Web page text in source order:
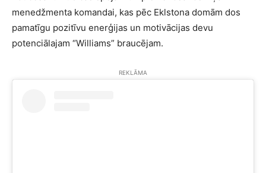
menedžmenta komandai, kas pēc Eklstona domām dos
pamatīgu pozitīvu enerģijas un motivācijas devu
potenciālajam “Williams” braucējam.
REKLĀMA